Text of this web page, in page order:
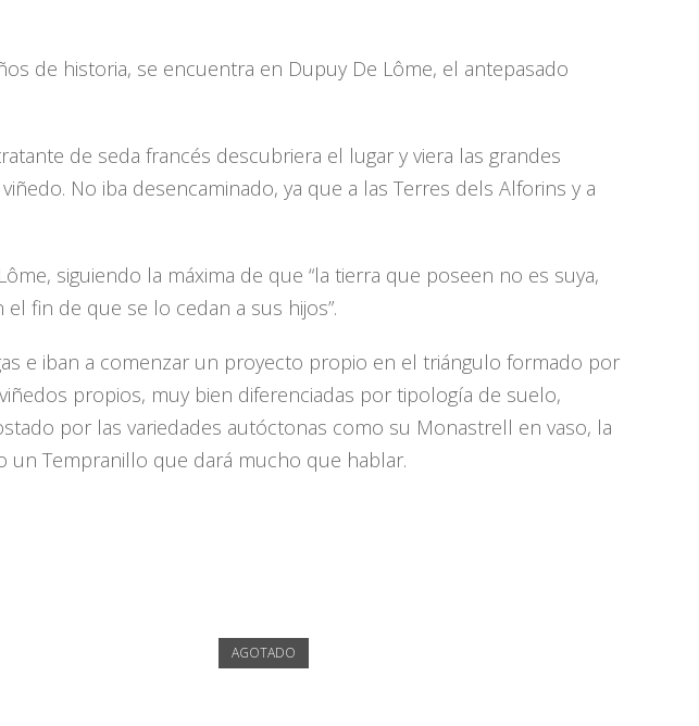
de historia, se encuentra en Dupuy De Lôme, el antepasado
de seda francés descubriera el lugar y viera las grandes
No iba desencaminado, ya que a las Terres dels Alforins y a
siguiendo la máxima de que “la tierra que poseen no es suya,
fin de que se lo cedan a sus hijos”.
e iban a comenzar un proyecto propio en el triángulo formado por
propios, muy bien diferenciadas por tipología de suelo,
por las variedades autóctonas como su Monastrell en vaso, la
un Tempranillo que dará mucho que hablar.
AGOTADO